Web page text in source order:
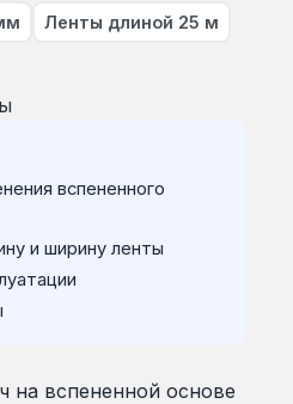
Ленты длиной 25 м
вспененного
и ширину ленты
на вспененной основе